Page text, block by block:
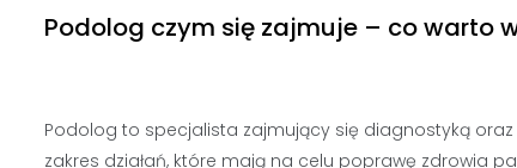
Podolog czym się zajmuje – co warto
Podolog to specjalista zajmujący się diagnostyką
zakres działań, które mają na celu poprawę zdrowia